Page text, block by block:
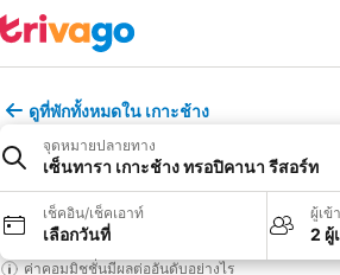
ดูที่พักทั้งหมดใน เกาะช้าง
จุดหมายปลายทาง
เซ็นทารา เกาะช้าง ทรอปิคานา รีสอร์ท
เช็คอิน/เช็คเอาท์
เลือกวันที่
ผู้เข้
2 ผู้
ค่าคอมมิชชั่นมีผลต่ออันดับอย่างไร